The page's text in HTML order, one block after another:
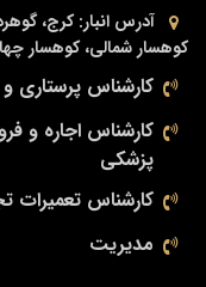
آدرس انبار: کرج،
کوهسار شمالی، کوهسار
کارشناس پرستاری
کارشناس اجاره و
پزشکی
کارشناس تعمیرات
مدیریت